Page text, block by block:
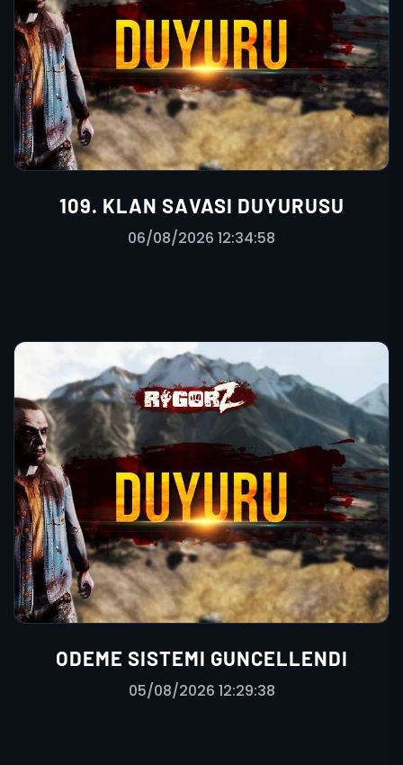
109. KLAN SAVASI DUYURUSU
06/08/2026 12:34:58
ODEME SISTEMI GUNCELLENDI
05/08/2026 12:29:38